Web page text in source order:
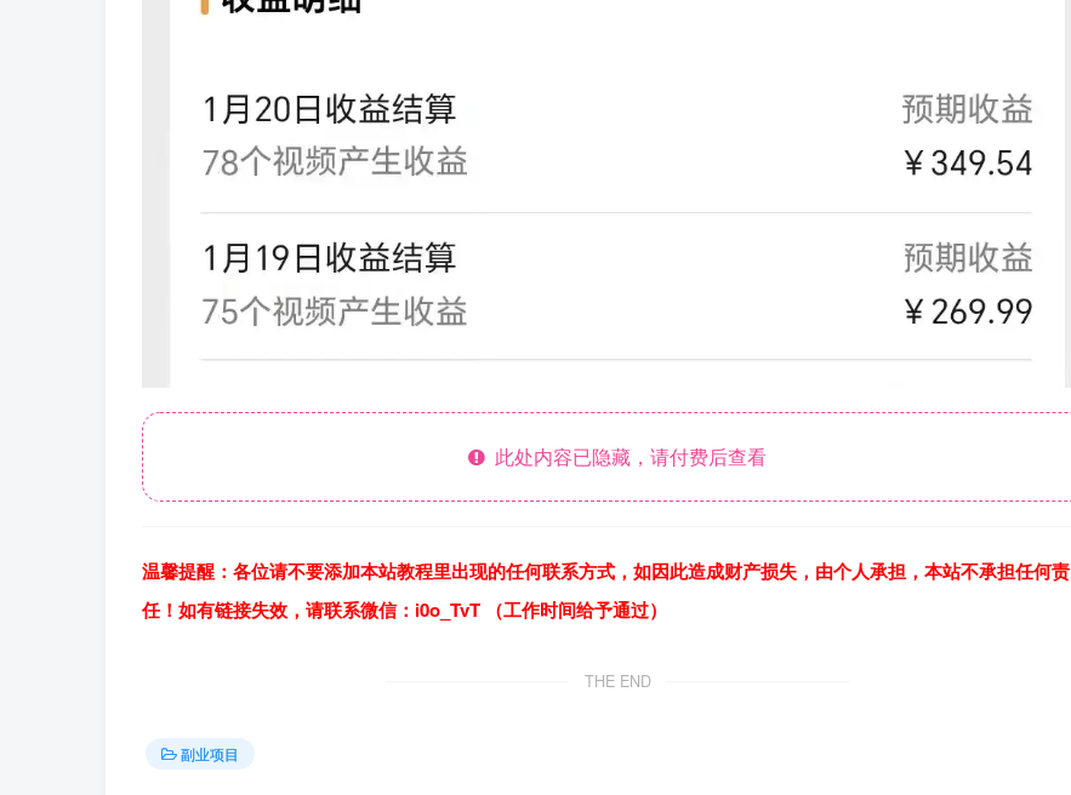
此处内容已隐藏，请付费后查看
温馨提醒：各位请不要添加本站教程里出现的任何联系方式，如因此造成财产损失，由个人承担，本站不承担任何责
任！如有链接失效，请联系微信：i0o_TvT （工作时间给予通过）
THE END
副业项目